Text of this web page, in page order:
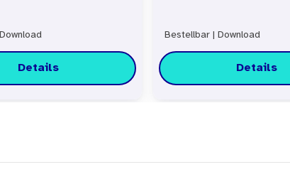
Download
Details
Bestellbar Download
Details